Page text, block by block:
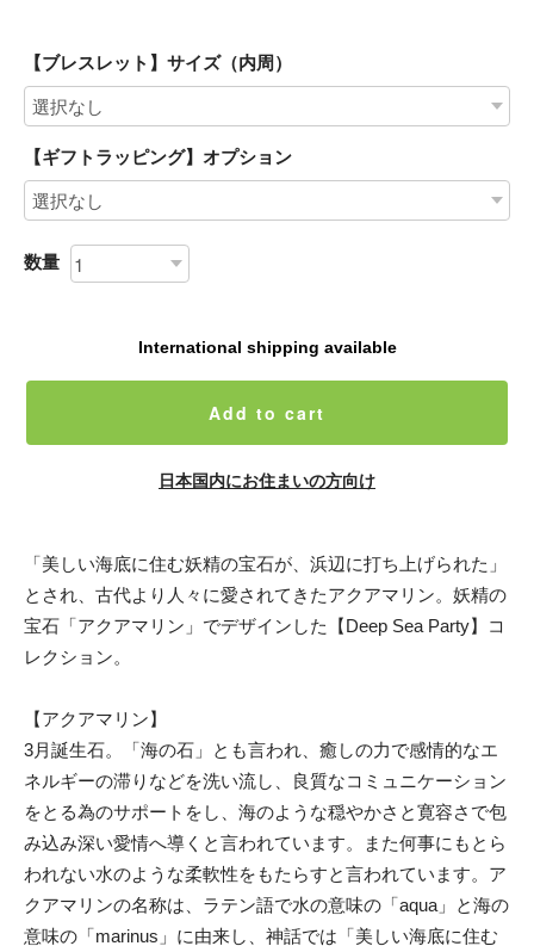
【ブレスレット】サイズ（内周）
【ギフトラッピング】オプション
数量
International shipping available
Add to cart
日本国内にお住まいの方向け
「美しい海底に住む妖精の宝石が、浜辺に打ち上げられた」
とされ、古代より人々に愛されてきたアクアマリン。妖精の
宝石「アクアマリン」でデザインした【Deep Sea Party】コ
レクション。
【アクアマリン】
3月誕生石。「海の石」とも言われ、癒しの力で感情的なエ
ネルギーの滞りなどを洗い流し、良質なコミュニケーション
をとる為のサポートをし、海のような穏やかさと寛容さで包
み込み深い愛情へ導くと言われています。また何事にもとら
われない水のような柔軟性をもたらすと言われています。ア
クアマリンの名称は、ラテン語で水の意味の「aqua」と海の
意味の「marinus」に由来し、神話では「美しい海底に住む